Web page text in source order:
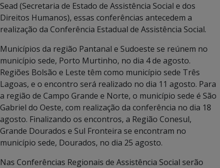
Sead (Secretaria de Estado de Assistência Social e dos
Direitos Humanos), essas conferências antecedem a
realização da Conferência Estadual de Assistência Social.
Municípios da região Pantanal e Sudoeste se reúnem no
município sede, Porto Murtinho, no dia 4 de agosto.
Regiões Bolsão e Leste têm como município sede Três
Lagoas, e o encontro será realizado no dia 11 agosto. Para
a região de Campo Grande e Norte, o município sede é São
Gabriel do Oeste, com realização da conferência no dia 18
agosto. Finalizando os encontros, a Região Conesul,
Grande Dourados e Sul Fronteira se encontram no
município sede, Dourados, no dia 25 agosto.
Nas Conferências Regionais de Assistência Social serão